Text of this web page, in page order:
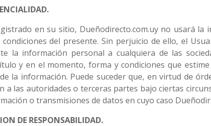
en su sitio, Dueñodirecto.com.uy no usará
del presente. Sin perjuicio de ello, el
la información personal a cualquiera de las
y en el momento, forma y condiciones que
la información. Puede suceder que, en virtud de
a las autoridades o terceras partes bajo ciertas
o transmisiones de datos en cuyo caso
DE RESPONSABILIDAD.